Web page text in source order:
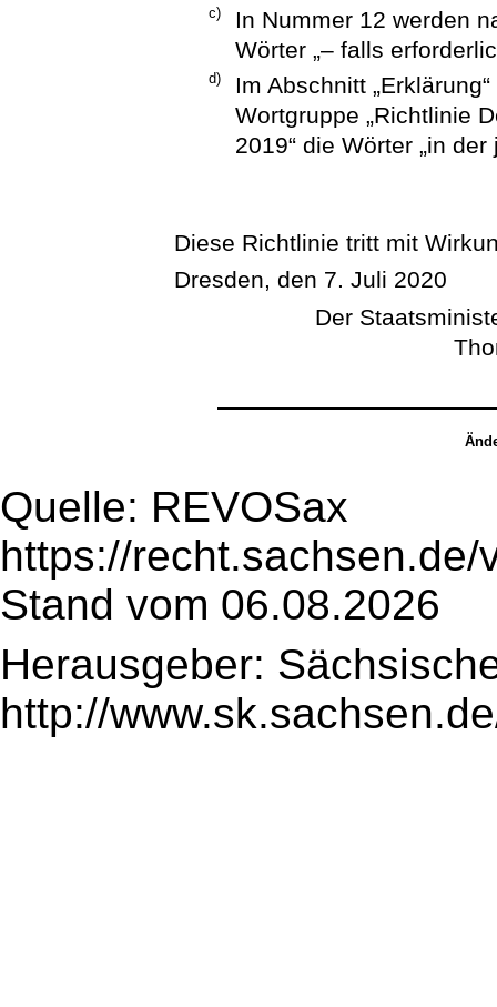
c)
In Nummer 12 werden
Wörter „– falls
d)
Im Abschnitt
Wortgruppe „Richtlinie
2019“ die Wörter „in
Diese Richtlinie tritt mit
Dresden, den 7. Juli 2020
Der
Quelle: REVOSax
https://
Stand vom 06.08.2026
Herausgeber:
http://